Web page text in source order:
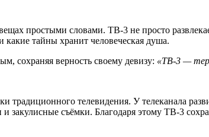
простыми словами. ТВ-3 не просто
тайны хранит человеческая душа.
сохраняя верность своему девизу: «ТВ-3 —
традиционного телевидения. У телеканала
съёмки. Благодаря этому ТВ-3